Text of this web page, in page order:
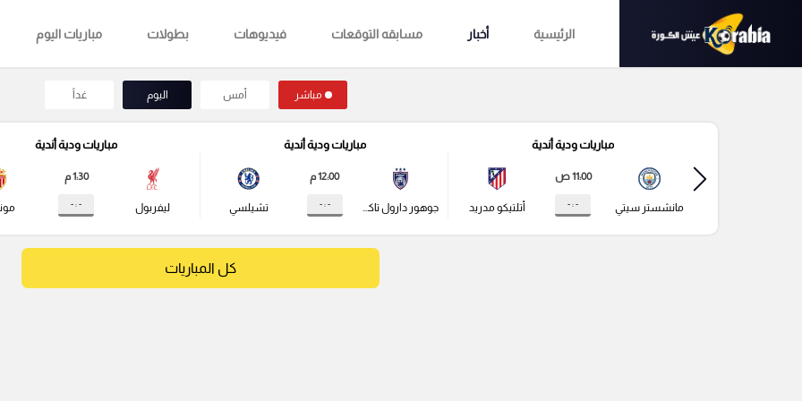
الرئيسية أخبار مسابقه التوقعات فيديوهات بطولات مباريات اليوم
مباشر أمس اليوم غداً
مباريات ودية أندية
مانشستر سيتي
11:00 ص
- : - أتلتيكو مدريد
مباريات ودية أندية
جوهور دارول تاكزيم
12:00 م
- : - تشيلسي
مباريات ودية أندية
ليفربول
1:30 م
- : -
كل المباريات